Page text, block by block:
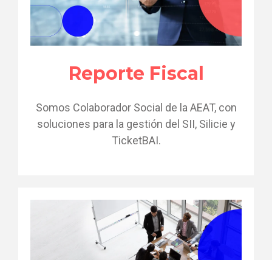
Reporte Fiscal
Somos Colaborador Social de la AEAT, con
soluciones para la gestión del SII, Silicie y
TicketBAI.